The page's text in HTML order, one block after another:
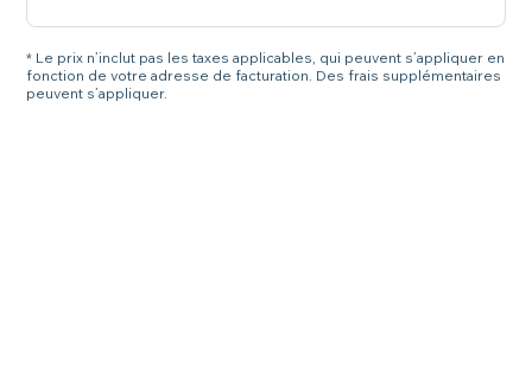
* Le prix n’inclut pas les taxes applicables, qui peuvent s’appliquer en
fonction de votre adresse de facturation. Des frais supplémentaires
peuvent s’appliquer.